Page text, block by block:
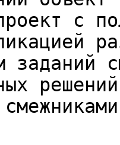
с
заданий